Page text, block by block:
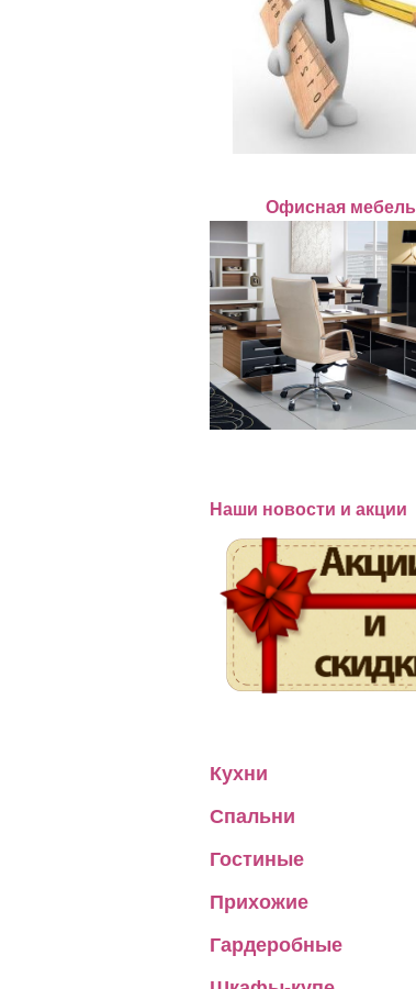
Офисная мебель
Наши новости и акции
Кухни
Спальни
Гостиные
Прихожие
Гардеробные